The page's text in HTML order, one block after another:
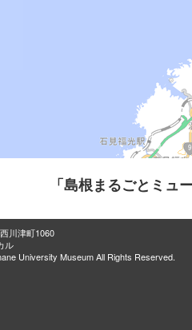
「島根まるごとミュ
川津町1060
ル
University Museum All Rights Reserved.